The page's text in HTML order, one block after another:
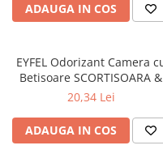
Produse pentru ras
Ingrijirea parului
Balsam de par
Fixativ si spuma de par
Masca & Gel de par
ADAUGA IN COS
EYFEL Odorizant Camera
Betisoare SCORTISOARA &
CUISOARE 120 ml
20,34 Lei
ADAUGA IN COS